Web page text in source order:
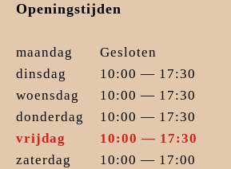
Openingstijden
maandag
Gesloten
dinsdag
10:00 — 17:30
woensdag
10:00 — 17:30
donderdag
10:00 — 17:30
vrijdag
10:00 — 17:30
zaterdag
10:00 — 17:00